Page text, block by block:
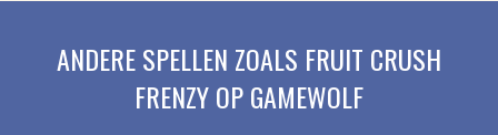
ANDERE SPELLEN ZOALS FRUIT CRUSH
FRENZY OP GAMEWOLF